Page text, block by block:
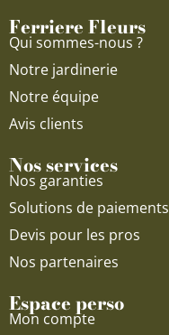
Ferriere Fleurs
Qui sommes-nous ?
Notre jardinerie
Notre équipe
Avis clients
Nos services
Nos garanties
Solutions de paiements
Devis pour les pros
Nos partenaires
Espace perso
Mon compte